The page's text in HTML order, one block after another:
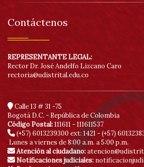
Contáctenos
REPRESENTANTE LEGAL:
Rector Dr. José Andelfo Lizcano Caro
rectoria@udistrital.edu.co
Calle 13 # 31 -75
Bogotá D.C. - República de Colombia
Código Postal:111611 - 111611537
(+57) 6013239300 ext: 1421 - (+57)
Lunes a viernes de 8:00 a.m. a 5:00 p.m.
Atención al ciudadano:
Notificaciones judiciales: